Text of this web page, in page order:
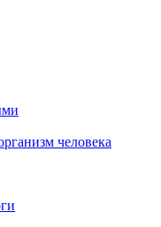
человека